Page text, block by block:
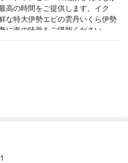
高の時間をご提供します。イク
な特大伊勢エビの雲丹いくら伊勢
海の味覚をご堪能ください。
沖縄近海で漁れた新鮮な生マグロ
盛り